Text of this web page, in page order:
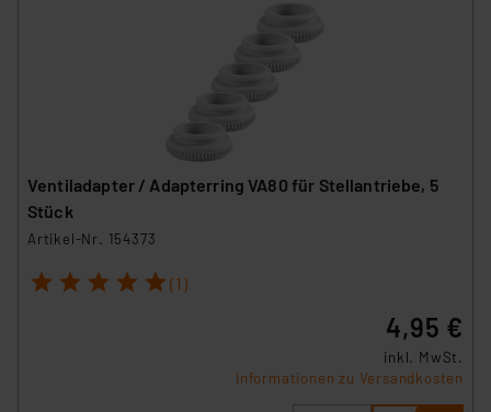
Ventiladapter / Adapterring VA80 für Stellantriebe, 5
Stück
Artikel-Nr. 154373
1 2 3 4 5 (1)
4,95 €
inkl. MwSt.
Informationen zu Versandkosten